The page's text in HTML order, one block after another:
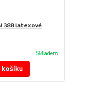
388 latexové
Skladem